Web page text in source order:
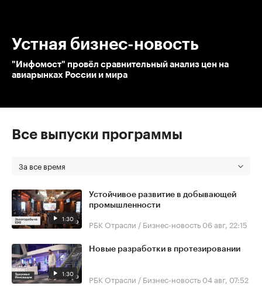
Устная бизнес-новость
"Инфомост" провёл сравнительный анализ цен на
авиарынках России и мира
Все выпуски программы
За все время
1:30
Устойчивое развитие в добывающей
промышленности
РБК Отрасли / Бизнес-новость 06 авг, 22:15
1:30
Новые разработки в протезировании
РБК Отрасли / Бизнес-новость 04 авг, 07:52